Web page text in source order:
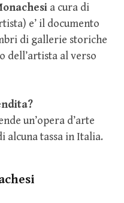
a cura di
e’ il documento
di gallerie storiche
dell’artista al verso
un’opera d’arte
alcuna tassa in Italia.